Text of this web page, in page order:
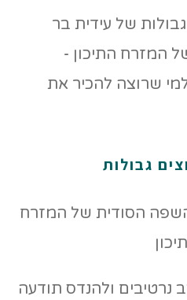
גבולות
הסודית של המזרח
נרטיבים ולהנדס תודעה